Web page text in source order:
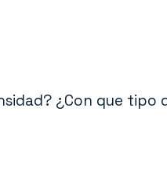
¿Con que tipo